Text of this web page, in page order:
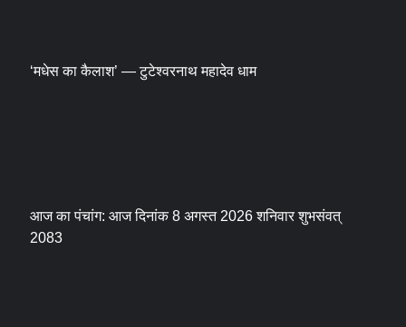
‘मधेस का कैलाश’ — टुटेश्वरनाथ महादेव धाम
आज का पंचांग: आज दिनांक 8 अगस्त 2026 शनिवार शुभसंवत्
2083